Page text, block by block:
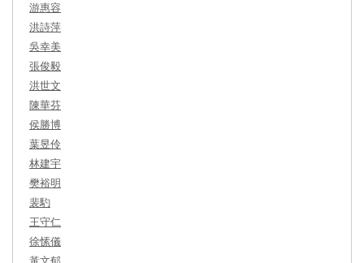
游惠容
洪詩萍
吳幸美
張俊毅
洪世文
陳華芬
侯勝博
葉昱伶
林建宇
樊裕明
裴馰
王守仁
徐愫儀